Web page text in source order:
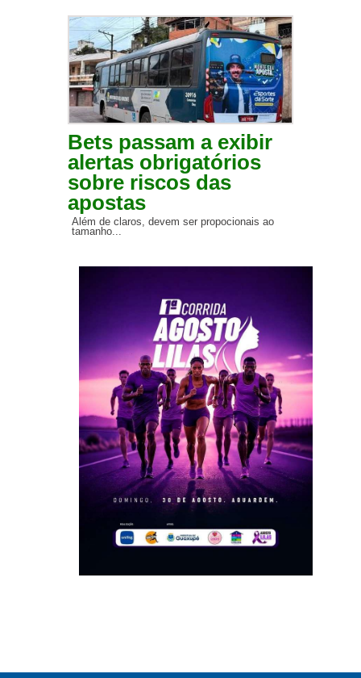
Bets passam a exibir
alertas obrigatórios
sobre riscos das
apostas
Além de claros, devem ser propocionais ao
tamanho...